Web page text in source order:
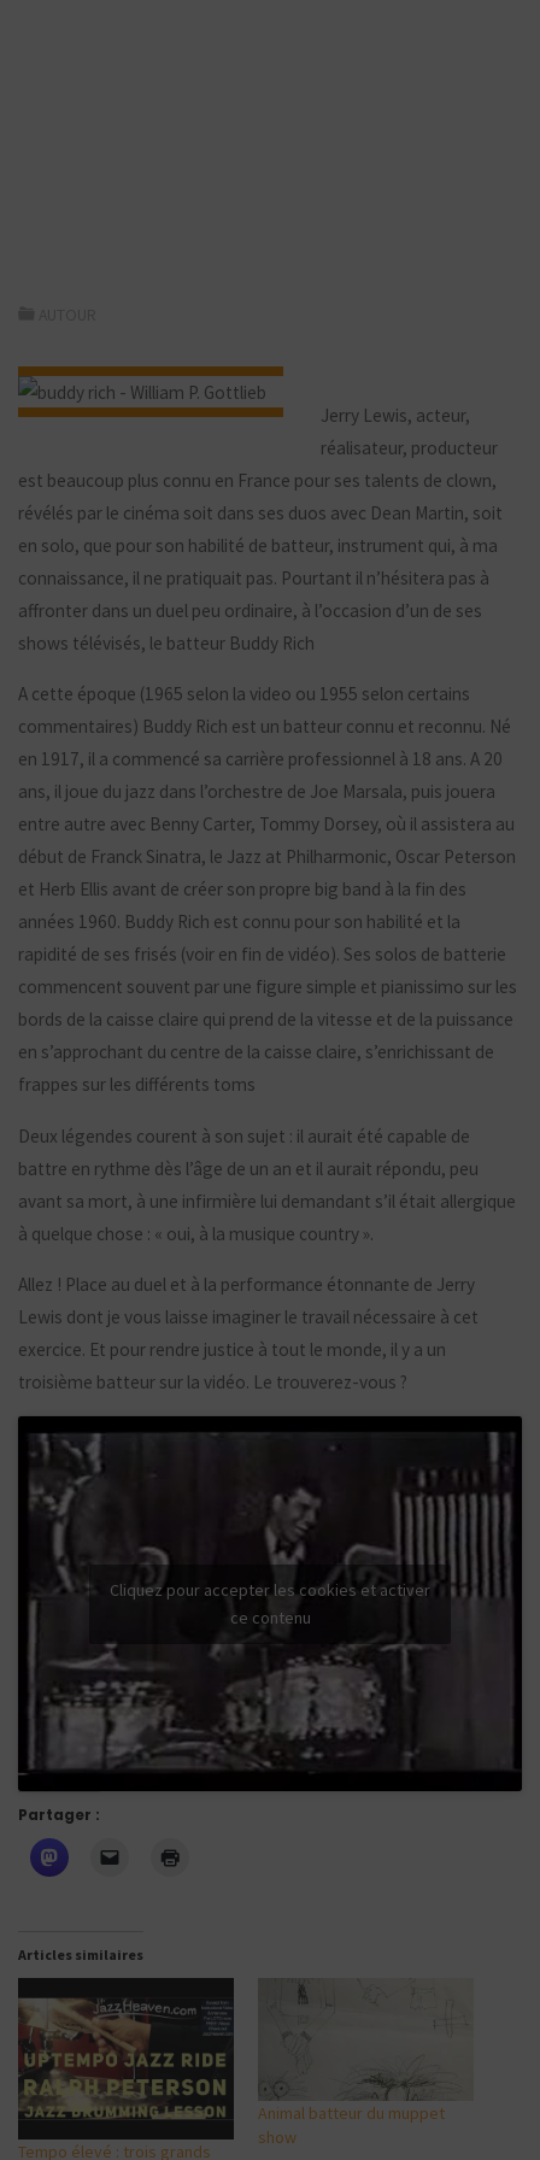
Jerry Lewis, acteur,
réalisateur, producteur
est beaucoup plus connu en France pour ses talents de clown,
révélés par le cinéma soit dans ses duos avec Dean Martin, soit
en solo, que pour son habilité de batteur, instrument qui, à ma
connaissance, il ne pratiquait pas. Pourtant il n’hésitera pas à
affronter dans un duel peu ordinaire, à l’occasion d’un de ses
shows télévisés, le batteur Buddy Rich
A cette époque (1965 selon la video ou 1955 selon certains
commentaires) Buddy Rich est un batteur connu et reconnu. Né
en 1917, il a commencé sa carrière professionnel à 18 ans. A 20
ans, il joue du jazz dans l’orchestre de Joe Marsala, puis jouera
entre autre avec Benny Carter, Tommy Dorsey, où il assistera au
début de Franck Sinatra, le Jazz at Philharmonic, Oscar Peterson
et Herb Ellis avant de créer son propre big band à la fin des
années 1960. Buddy Rich est connu pour son habilité et la
rapidité de ses frisés (voir en fin de vidéo). Ses solos de batterie
commencent souvent par une figure simple et pianissimo sur les
bords de la caisse claire qui prend de la vitesse et de la puissance
en s’approchant du centre de la caisse claire, s’enrichissant de
frappes sur les différents toms
Deux légendes courent à son sujet : il aurait été capable de
battre en rythme dès l’âge de un an et il aurait répondu, peu
avant sa mort, à une infirmière lui demandant s’il était allergique
à quelque chose : « oui, à la musique country ».
Allez ! Place au duel et à la performance étonnante de Jerry
Lewis dont je vous laisse imaginer le travail nécessaire à cet
exercice. Et pour rendre justice à tout le monde, il y a un
troisième batteur sur la vidéo. Le trouverez-vous ?
Cliquez pour accepter les cookies et activer
ce contenu
Partager :
Articles similaires
Tempo élevé : trois grands
Animal batteur du muppet
show